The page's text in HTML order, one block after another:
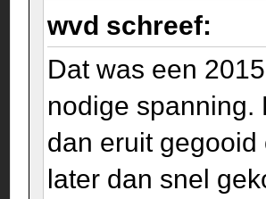
wvd schreef:
Dat was een
nodige spanning.
dan eruit
later dan snel